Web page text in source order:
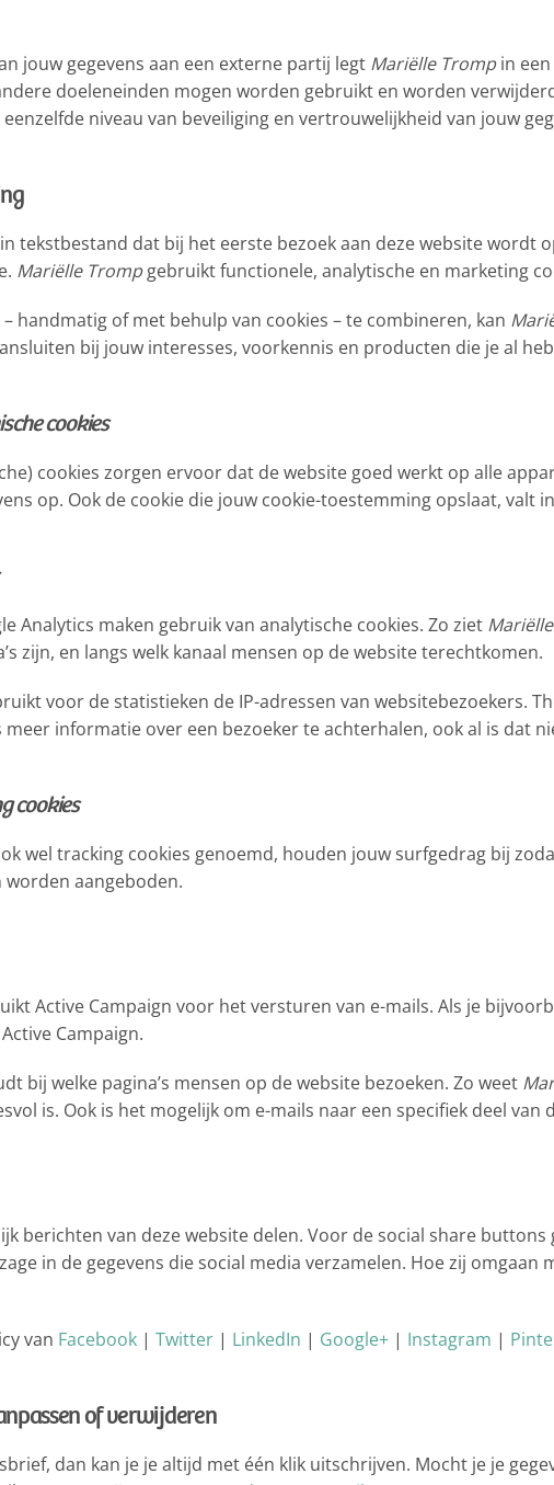
jouw gegevens aan een externe partij legt Mariëlle Tromp in
doeleneinden mogen worden gebruikt en worden
niveau van beveiliging en vertrouwelijkheid van jouw
tekstbestand dat bij het eerste bezoek aan deze website wordt
Mariëlle Tromp gebruikt functionele, analytische en marketing
handmatig of met behulp van cookies – te combineren, kan
bij jouw interesses, voorkennis en producten die je al
cookies
cookies zorgen ervoor dat de website goed werkt op alle
op. Ook de cookie die jouw cookie-toestemming opslaat, valt
Analytics maken gebruik van analytische cookies. Zo ziet
zijn, en langs welk kanaal mensen op de website terechtkomen.
voor de statistieken de IP-adressen van websitebezoekers.
meer informatie over een bezoeker te achterhalen, ook al is dat
cookies
wel tracking cookies genoemd, houden jouw surfgedrag bij
aangeboden.
Active Campaign voor het versturen van e-mails. Als je
Campaign.
bij welke pagina’s mensen op de website bezoeken. Zo weet
is. Ook is het mogelijk om e-mails naar een specifiek deel van
berichten van deze website delen. Voor de social share
in de gegevens die social media verzamelen. Hoe zij omgaan
van Facebook | Twitter | LinkedIn | Google+ | Instagram |
of verwijderen
dan kan je je altijd met één klik uitschrijven. Mocht je je